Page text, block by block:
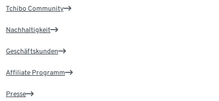
Tchibo Community
Nachhaltigkeit
Geschäftskunden
Affiliate Programm
Presse